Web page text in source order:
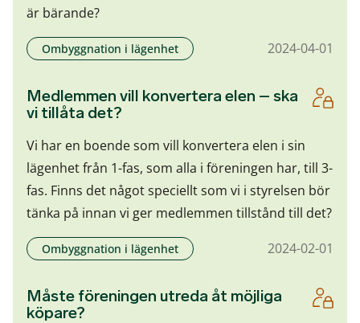
är bärande?
Ombyggnation i lägenhet 2024-04-01
Medlemmen vill konvertera elen – ska
vi tillåta det?
Vi har en boende som vill konvertera elen i sin
lägenhet från 1-fas, som alla i föreningen har, till 3-
fas. Finns det något speciellt som vi i styrelsen bör
tänka på innan vi ger medlemmen tillstånd till det?
Ombyggnation i lägenhet 2024-02-01
Måste föreningen utreda åt möjliga
köpare?